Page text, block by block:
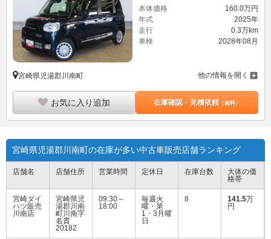
本体価格
160. 0万円
年式
2025年
走行
0.3万km
車検
2028年08月
宮崎県児湯郡川南町 他の情報を開く
お気に入り追加 在庫確認・見積依頼（無料）
宮崎県児湯郡川南町の在庫が多い中古車販売店舗ランキング
店舗名 店舗住所 営業時間 定休日 在庫台数
大体の価
格帯
宮崎ダイ
ハツ販売
川南店
宮崎県児
湯郡川南
町川南字
名貴
20182
09:30～
18:00
毎週火
曜・第
1・3月曜
日
8 141.5万
円